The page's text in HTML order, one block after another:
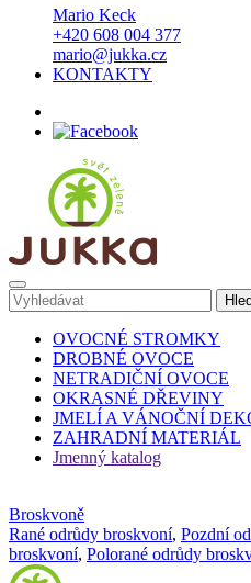
Mario Keck
+420 608 004 377
mario@jukka.cz
KONTAKTY
OVOCNÉ STROMKY
DROBNÉ OVOCE
NETRADIČNÍ OVOCE
OKRASNÉ DŘEVINY
JMELÍ A VÁNOČNÍ
ZAHRADNÍ MATERIÁL
Jmenný katalog
Broskvoně
Rané odrůdy broskvoní, Pozdní
broskvoní, Polorané odrůdy